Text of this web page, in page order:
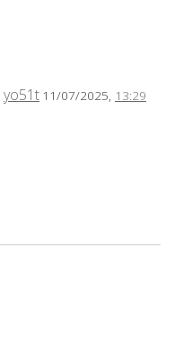
yo51t 11/07/2025, 13:29